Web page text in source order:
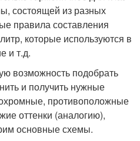
состоящей из разных
правила составления
которые используются в
и т.д.
возможность подобрать
и получить нужные
противоположные
оттенки (аналогию),
основные схемы.